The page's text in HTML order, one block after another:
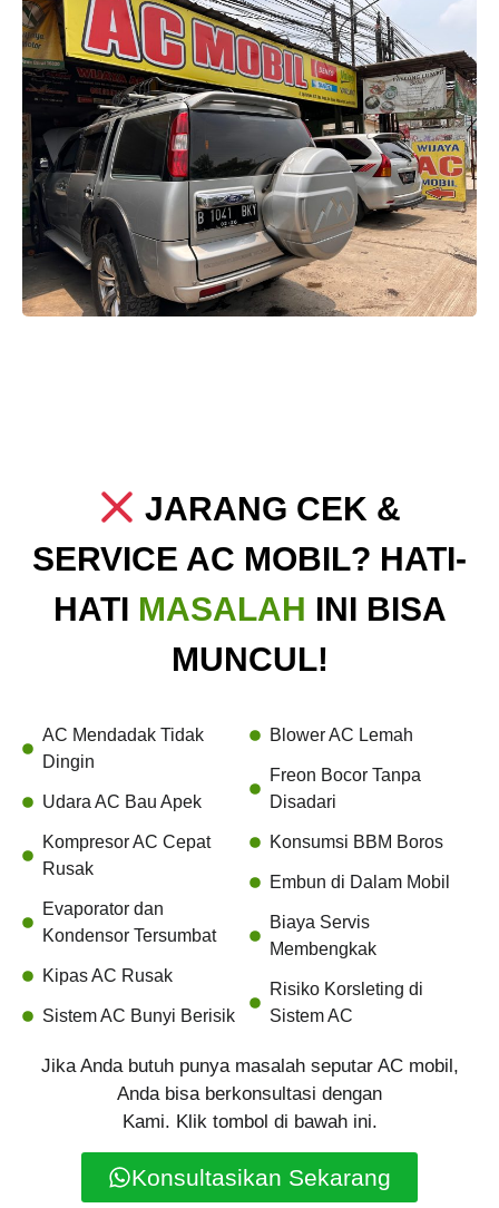
JARANG CEK &
SERVICE AC MOBIL? HATI-
HATI MASALAH INI BISA
MUNCUL!
AC Mendadak Tidak
Dingin
Udara AC Bau Apek
Kompresor AC Cepat
Rusak
Evaporator dan
Kondensor Tersumbat
Kipas AC Rusak
Sistem AC Bunyi Berisik
Blower AC Lemah
Freon Bocor Tanpa
Disadari
Konsumsi BBM Boros
Embun di Dalam Mobil
Biaya Servis
Membengkak
Risiko Korsleting di
Sistem AC
Jika Anda butuh punya masalah seputar AC mobil,
Anda bisa berkonsultasi dengan
Kami. Klik tombol di bawah ini.
Konsultasikan Sekarang